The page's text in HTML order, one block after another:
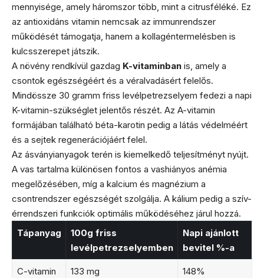
mennyisége, amely háromszor több, mint a citrusféléké. Ez
az antioxidáns vitamin nemcsak az immunrendszer
működését támogatja, hanem a kollagéntermelésben is
kulcsszerepet játszik.
A növény rendkívül gazdag K-vitaminban is, amely a
csontok egészségéért és a véralvadásért felelős.
Mindössze 30 gramm friss levélpetrezselyem fedezi a napi
K-vitamin-szükséglet jelentős részét. Az A-vitamin
formájában található béta-karotin pedig a látás védelméért
és a sejtek regenerációjáért felel.
Az ásványianyagok terén is kiemelkedő teljesítményt nyújt.
A vas tartalma különösen fontos a vashiányos anémia
megelőzésében, míg a kalcium és magnézium a
csontrendszer egészségét szolgálja. A kálium pedig a szív-
érrendszeri funkciók optimális működéséhez járul hozzá.
Tápanyag
100g friss
levélpetrezselyemben
Napi ajánlott
bevitel %-a
C-vitamin 133 mg 148%